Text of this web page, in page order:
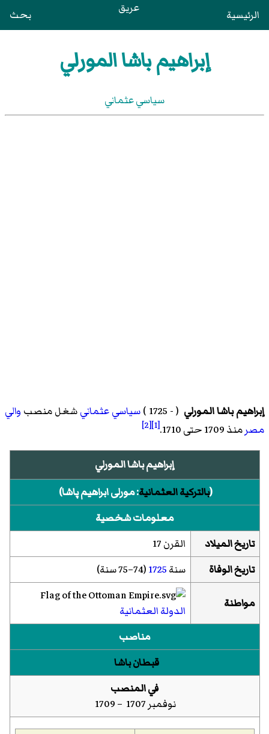
الرئيسية عريق بحث
إبراهيم باشا المورلي
سياسي عثماني
إبراهيم باشا المورلي ‏ ( - 1725 ) سياسيعثمانيشغل منصب والي
مصرمنذ 1709 حتى 1710. [1]
[2]
إبراهيم باشا المورلي
(بالتركية العثمانية:مورلى ابراهيم پاشا)‏
معلومات شخصية
تاريخ الميلاد
القرن 17
تاريخ الوفاة
سنة1725(74–75 سنة)
مواطنة
الدولة العثمانية
مناصب
قبطان باشا
في المنصب
نوفمبر 1707 – 1709